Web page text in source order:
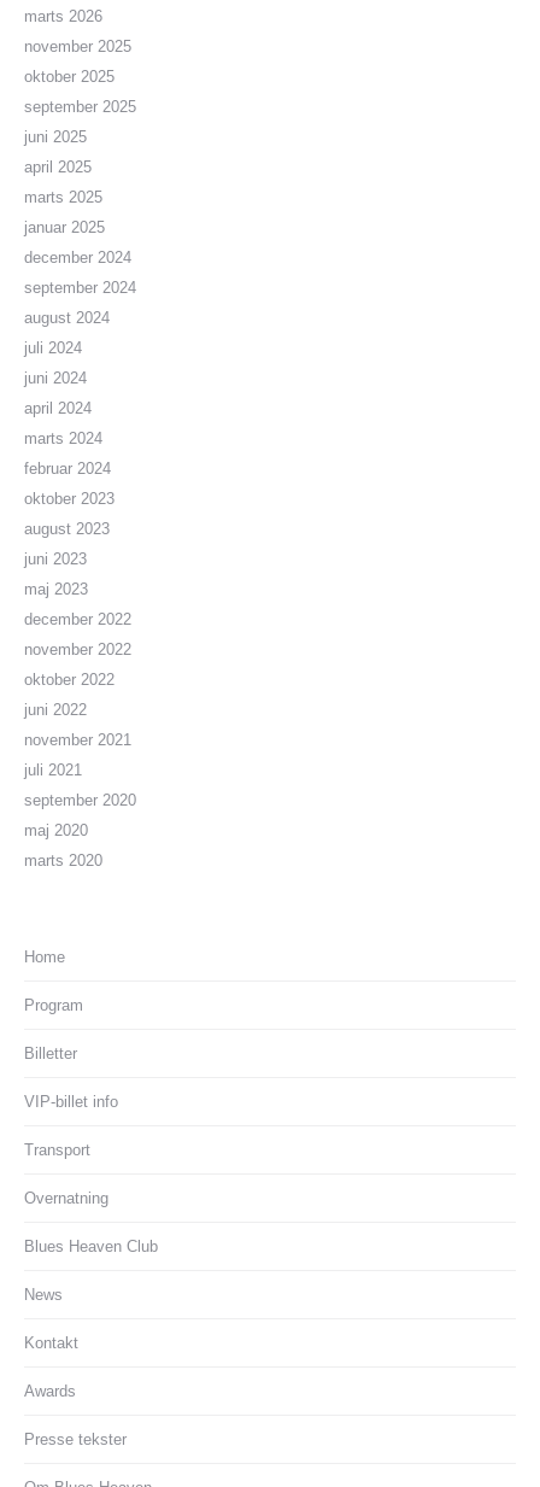
marts 2026
november 2025
oktober 2025
september 2025
juni 2025
april 2025
marts 2025
januar 2025
december 2024
september 2024
august 2024
juli 2024
juni 2024
april 2024
marts 2024
februar 2024
oktober 2023
august 2023
juni 2023
maj 2023
december 2022
november 2022
oktober 2022
juni 2022
november 2021
juli 2021
september 2020
maj 2020
marts 2020
Home
Program
Billetter
VIP-billet info
Transport
Overnatning
Blues Heaven Club
News
Kontakt
Awards
Presse tekster